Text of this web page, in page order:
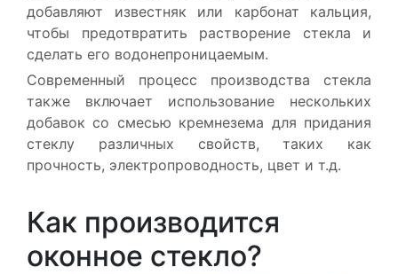
добавляют известняк или карбонат кальция,
чтобы предотвратить растворение стекла и
сделать его водонепроницаемым.
Современный процесс производства стекла
также включает использование нескольких
добавок со смесью кремнезема для придания
стеклу различных свойств, таких как
прочность, электропроводность, цвет и т.д.
Как производится
оконное стекло?